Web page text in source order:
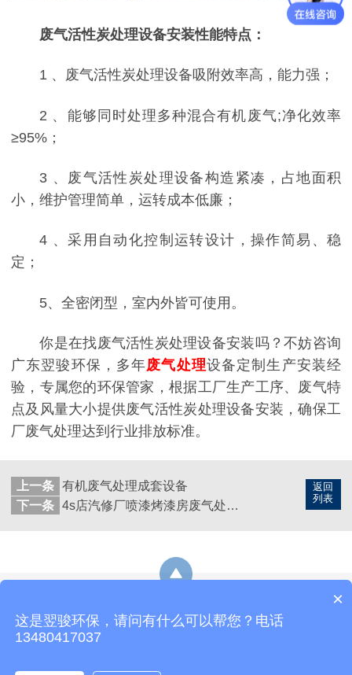
废气活性炭处理设备安装性能特点：
1 、废气活性炭处理设备吸附效率高，能力强；
2 、能够同时处理多种混合有机废气;净化效率
≥95%；
3 、废气活性炭处理设备构造紧凑，占地面积
小，维护管理简单，运转成本低廉；
4 、采用自动化控制运转设计，操作简易、稳
定；
5、全密闭型，室内外皆可使用。
你是在找废气活性炭处理设备安装吗？不妨咨询
广东翌骏环保，多年废气处理设备定制生产安装经
验，专属您的环保管家，根据工厂生产工序、废气特
点及风量大小提供废气活性炭处理设备安装，确保工
厂废气处理达到行业排放标准。
返回
列表
上一条 有机废气处理成套设备
下一条
4s店汽修厂喷漆烤漆房废气处理方法
热线：19878229349
×
这是翌骏环保，请问有什么可以帮您？电话
13480417037